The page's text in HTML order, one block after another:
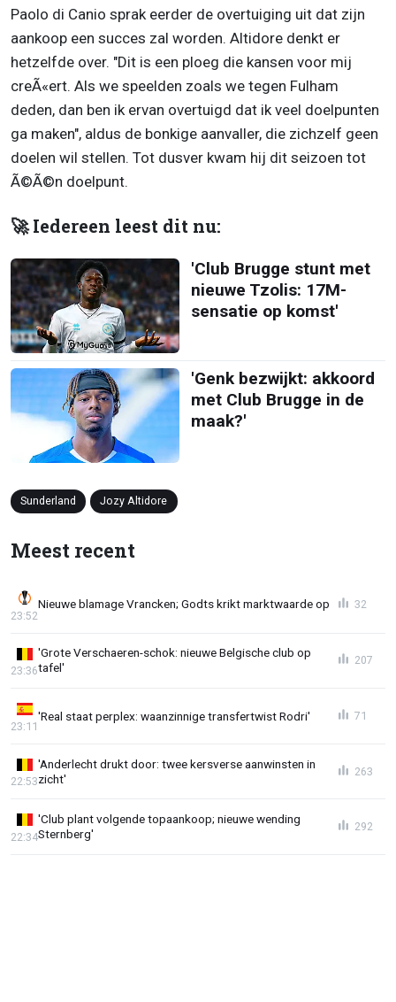
Paolo di Canio sprak eerder de overtuiging uit dat zijn
aankoop een succes zal worden. Altidore denkt er
hetzelfde over. "Dit is een ploeg die kansen voor mij
creÃ«ert. Als we speelden zoals we tegen Fulham
deden, dan ben ik ervan overtuigd dat ik veel doelpunten
ga maken", aldus de bonkige aanvaller, die zichzelf geen
doelen wil stellen. Tot dusver kwam hij dit seizoen tot
Ã©Ã©n doelpunt.
🚀 Iedereen leest dit nu:
'Club Brugge stunt met
nieuwe Tzolis: 17M-
sensatie op komst'
'Genk bezwijkt: akkoord
met Club Brugge in de
maak?'
Sunderland Jozy Altidore
Meest recent
Nieuwe blamage Vrancken; Godts krikt marktwaarde op
23:52
32
'Grote Verschaeren-schok: nieuwe Belgische club op
tafel'
23:36
207
'Real staat perplex: waanzinnige transfertwist Rodri'
23:11
71
'Anderlecht drukt door: twee kersverse aanwinsten in
zicht'
22:53
263
'Club plant volgende topaankoop; nieuwe wending
Sternberg'
22:34
292